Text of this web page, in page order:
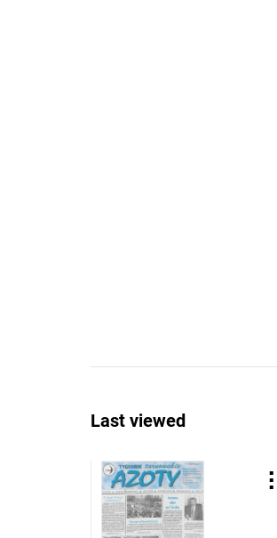
Last viewed